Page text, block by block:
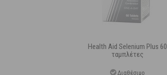
Health Aid Selenium Plus 60
ταμπλέτες
Διαθέσιμο